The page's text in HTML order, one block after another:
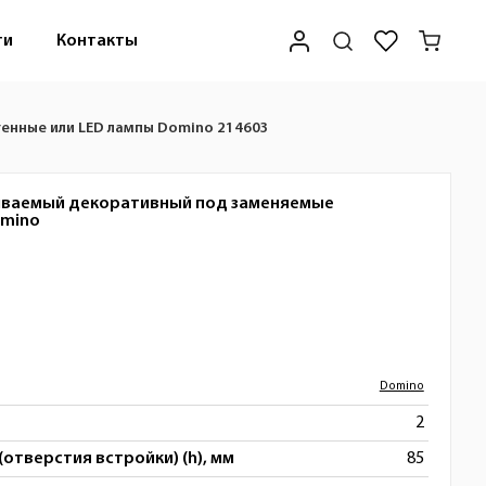
Контакты
или LED лампы Domino 214603
декоративный под заменяемые
Domino
2
встройки) (h), мм 85